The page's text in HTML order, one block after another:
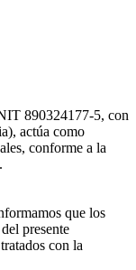
890324177-5, con
actúa como
conforme a la
que los
presente
con la